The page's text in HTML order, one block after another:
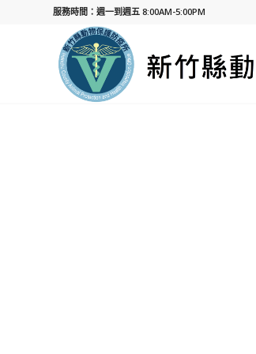
服務時間：週一到週五 8:00AM-5:00PM